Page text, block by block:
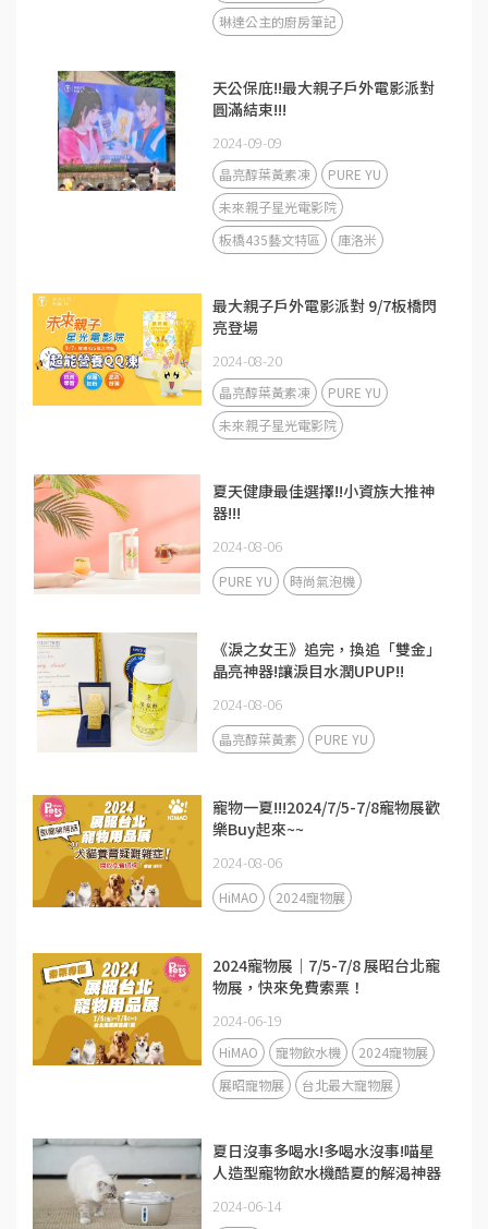
琳達公主的廚房筆記
天公保庇!!最大親子戶外電影派對
圓滿結束!!!
2024-09-09
晶亮醇葉黃素凍
PURE YU
未來親子星光電影院
板橋435藝文特區
庫洛米
最大親子戶外電影派對 9/7板橋閃
亮登場
2024-08-20
晶亮醇葉黃素凍
PURE YU
未來親子星光電影院
夏天健康最佳選擇!!小資族大推神
器!!!
2024-08-06
PURE YU 時尚氣泡機
《淚之女王》追完，換追「雙金」
晶亮神器!讓淚目水潤UPUP!!
2024-08-06
晶亮醇葉黃素 PURE YU
寵物一夏!!!2024/7/5-7/8寵物展歡
樂Buy起來~~
2024-08-06
HiMAO 2024寵物展
2024寵物展｜7/5-7/8 展昭台北寵
物展，快來免費索票！
2024-06-19
HiMAO 寵物飲水機
2024寵物展
展昭寵物展
台北最大寵物展
夏日沒事多喝水!多喝水沒事!喵星
人造型寵物飲水機酷夏的解渴神器
2024-06-14